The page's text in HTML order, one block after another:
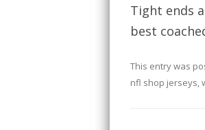
Tight ends
best
This entry was
nfl shop jerseys,